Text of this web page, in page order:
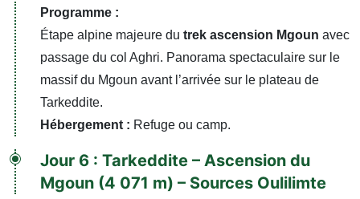
Programme :
Étape alpine majeure du trek ascension Mgoun avec
passage du col Aghri. Panorama spectaculaire sur le
massif du Mgoun avant l’arrivée sur le plateau de
Tarkeddite.
Hébergement : Refuge ou camp.
Jour 6 : Tarkeddite – Ascension du
Mgoun (4 071 m) – Sources Oulilimte